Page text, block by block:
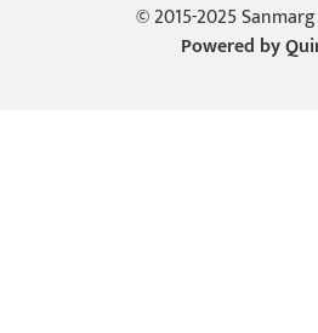
© 2015-2025
Powered by